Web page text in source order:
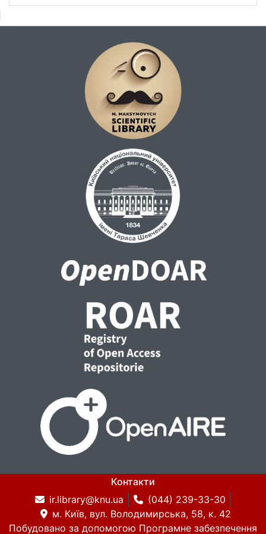
Контакти
ir.library@knu.ua
(044) 239-33-30
м. Київ, вул. Володимирська, 58, к. 42
Побудовано за допомогою Програмне забезпечення